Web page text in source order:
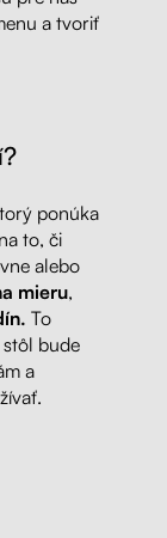
a tvoriť
ponúka
to, či
alebo
mieru,
To
stôl bude
a